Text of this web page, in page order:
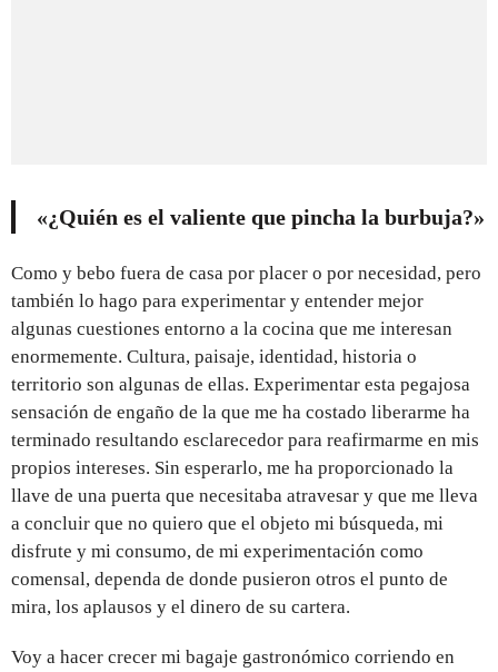
«¿Quién es el valiente que pincha la burbuja?»
Como y bebo fuera de casa por placer o por necesidad, pero
también lo hago para experimentar y entender mejor
algunas cuestiones entorno a la cocina que me interesan
enormemente. Cultura, paisaje, identidad, historia o
territorio son algunas de ellas. Experimentar esta pegajosa
sensación de engaño de la que me ha costado liberarme ha
terminado resultando esclarecedor para reafirmarme en mis
propios intereses. Sin esperarlo, me ha proporcionado la
llave de una puerta que necesitaba atravesar y que me lleva
a concluir que no quiero que el objeto mi búsqueda, mi
disfrute y mi consumo, de mi experimentación como
comensal, dependa de donde pusieron otros el punto de
mira, los aplausos y el dinero de su cartera.
Voy a hacer crecer mi bagaje gastronómico corriendo en